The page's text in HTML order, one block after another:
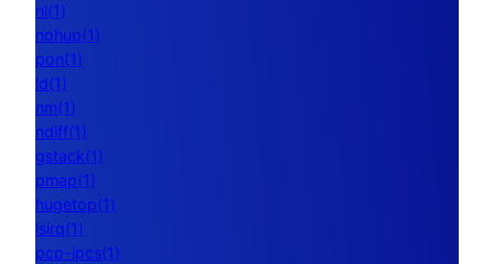
nl(1)
nohup(1)
pon(1)
ld(1)
nm(1)
ndiff(1)
gstack(1)
pmap(1)
hugetop(1)
lsirq(1)
pcp-ipcs(1)